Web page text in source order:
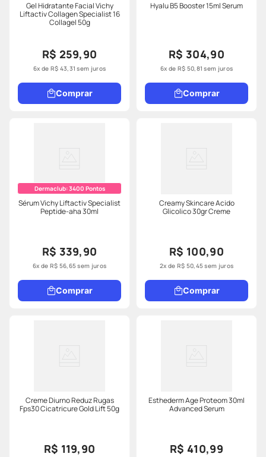
Gel Hidratante Facial Vichy
Liftactiv Collagen Specialist 16
Collagel 50g
R$ 259,90
6x de R$ 43,31 sem juros
Comprar
Hyalu B5 Booster 15ml Serum
R$ 304,90
6x de R$ 50,81 sem juros
Comprar
Dermaclub:3400 Pontos
Sérum Vichy Liftactiv Specialist
Peptide-aha 30ml
R$ 339,90
6x de R$ 56,65sem juros
Comprar
Creamy Skincare Acido
Glicolico 30gr Creme
R$ 100,90
2x de R$ 50,45sem juros
Comprar
Creme Diurno Reduz Rugas
Fps30 Cicatricure Gold Lift 50g
R$ 119,90
Esthederm Age Proteom 30ml
Advanced Serum
R$ 410,99